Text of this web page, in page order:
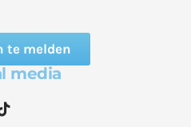
te melden
media